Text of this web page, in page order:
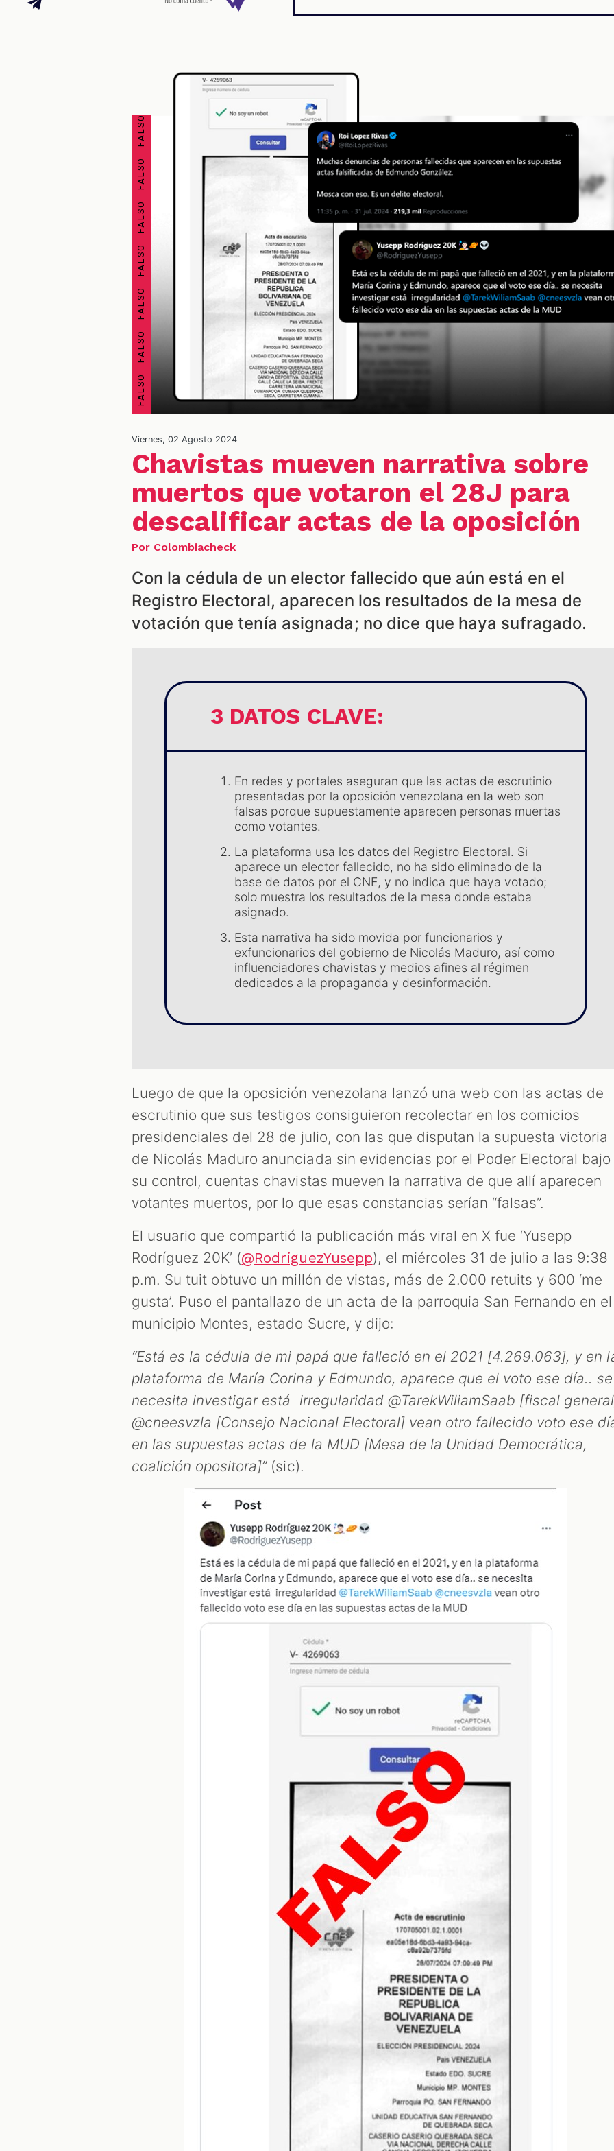
FALSO FALSO FALSO FALSO FALSO FALSO FALSO FALSO
Viernes, 02 Agosto 2024
Chavistas mueven narrativa sobre
muertos que votaron el 28J para
descalificar actas de la oposición
Por Colombiacheck
Con la cédula de un elector fallecido que aún está en el
Registro Electoral, aparecen los resultados de la mesa de
votación que tenía asignada; no dice que haya sufragado.
3 DATOS CLAVE:
En redes y portales aseguran que las actas de escrutinio
presentadas por la oposición venezolana en la web son
falsas porque supuestamente aparecen personas muertas
como votantes.
La plataforma usa los datos del Registro Electoral. Si
aparece un elector fallecido, no ha sido eliminado de la
base de datos por el CNE, y no indica que haya votado;
solo muestra los resultados de la mesa donde estaba
asignado.
Esta narrativa ha sido movida por funcionarios y
exfuncionarios del gobierno de Nicolás Maduro, así como
influenciadores chavistas y medios afines al régimen
dedicados a la propaganda y desinformación.
Luego de que la oposición venezolana lanzó una web con las actas de
escrutinio que sus testigos consiguieron recolectar en los comicios
presidenciales del 28 de julio, con las que disputan la supuesta victoria
de Nicolás Maduro anunciada sin evidencias por el Poder Electoral bajo
su control, cuentas chavistas mueven la narrativa de que allí aparecen
votantes muertos, por lo que esas constancias serían “falsas”.
El usuario que compartió la publicación más viral en X fue ‘Yusepp
Rodríguez 20K’ (@RodriguezYusepp), el miércoles 31 de julio a las 9:38
p.m. Su tuit obtuvo un millón de vistas, más de 2.000 retuits y 600 ‘me
gusta’. Puso el pantallazo de un acta de la parroquia San Fernando en el
municipio Montes, estado Sucre, y dijo:
“Está es la cédula de mi papá que falleció en el 2021 [4.269.063], y en
plataforma de María Corina y Edmundo, aparece que el voto ese día.. se
necesita investigar está irregularidad @TarekWiliamSaab [fiscal
@cneesvzla [Consejo Nacional Electoral] vean otro fallecido voto ese
en las supuestas actas de la MUD [Mesa de la Unidad Democrática,
coalición opositora]”(sic).